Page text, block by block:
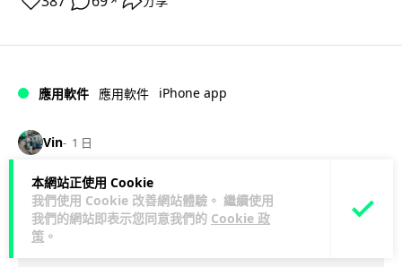
本網站正使用 Cookie
我們使用 Cookie 改善網站體驗。 繼續使用
我們的網站即表示您同意我們的 Cookie 政
策 。
應用軟件 應用軟件 iPhone app
Vin 1 日
歐盟再發功 Apple 終答應 iPhone 跨機
剪貼簿將可貼 PC 複製貼上不再只限
Apple